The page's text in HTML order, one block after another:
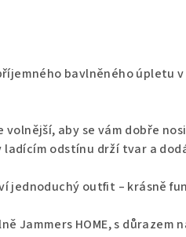
bavlněného úpletu
aby se vám dobře
ladícím odstínu drží tvar a
jednoduchý outfit – krásně
Jammers HOME, s